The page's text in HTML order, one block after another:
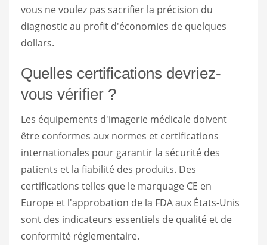
vous ne voulez pas sacrifier la précision du
diagnostic au profit d'économies de quelques
dollars.
Quelles certifications devriez-
vous vérifier ?
Les équipements d'imagerie médicale doivent
être conformes aux normes et certifications
internationales pour garantir la sécurité des
patients et la fiabilité des produits. Des
certifications telles que le marquage CE en
Europe et l'approbation de la FDA aux États-Unis
sont des indicateurs essentiels de qualité et de
conformité réglementaire.